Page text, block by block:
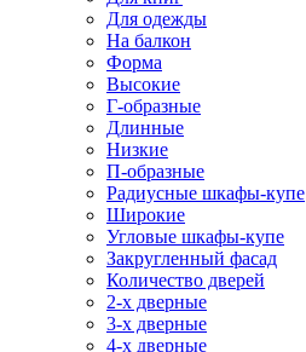
Для одежды
На балкон
Форма
Высокие
Г-образные
Длинные
Низкие
П-образные
Радиусные шкафы-купе
Широкие
Угловые шкафы-купе
Закругленный фасад
Количество дверей
2-х дверные
3-х дверные
4-х дверные